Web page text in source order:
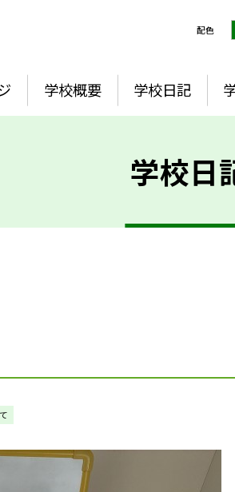
配色
学校概要 学校日記
学校日